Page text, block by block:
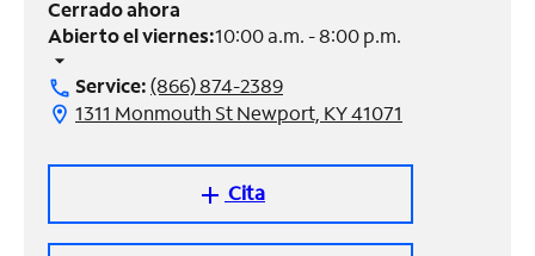
Administrar
cuenta
Encuentra
Cerrado ahora
Abierto el viernes:10:00 a.m. - 8:00 p.m.
arrow_drop_down
call Service:(866) 874-2389
location_on 1311 Monmouth St Newport, KY 41071
add Cita